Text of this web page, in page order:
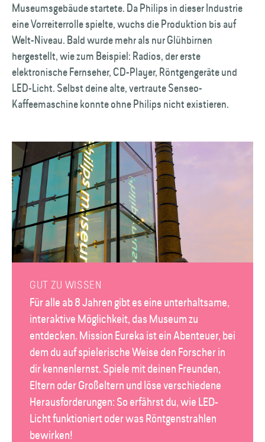
Museumsgebäude startete. Da Philips in dieser Industrie
eine Vorreiterrolle spielte, wuchs die Produktion bis auf
Welt-Niveau. Bald wurde mehr als nur Glühbirnen
hergestellt, wie zum Beispiel: Radios, der erste
elektronische Fernseher, CD-Player, Röntgengeräte und
LED-Licht. Selbst deine alte, vertraute Senseo-
Kaffeemaschine konnte ohne Philips nicht existieren.
GUT ZU WISSEN
Für alle ab 8 Jahren gibt es eine unterhaltsame,
interaktive Möglichkeit, das Museum zu
entdecken. Mission Eureka ist ein Abenteuer, bei
dem du auf spielerische Weise den Forscher in
dir kennenlernst. Spiele mit deinen Freunden,
Eltern oder Großeltern und löse verschiedene
Herausforderungen: So erfährst du, wie LED-
Licht funktioniert oder was Röntgenstrahlen
bewirken!